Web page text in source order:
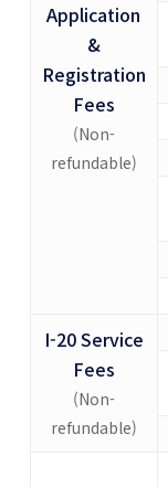
Application
&
Registration
Fees
(Non-
refundable)
I-20 Service
Fees
(Non-
refundable)